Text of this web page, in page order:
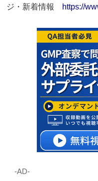
ジ・新着情報 https://
‐AD‐